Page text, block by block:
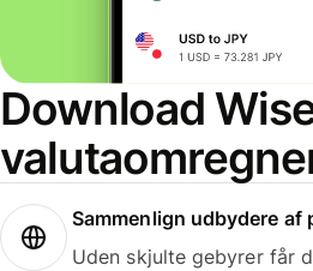
Download
Sammenlign udbydere af
Uden skjulte gebyrer får